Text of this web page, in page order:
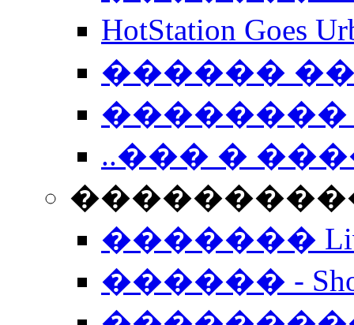
HotStation
������
��������
..��� �
����������
�������
������ -